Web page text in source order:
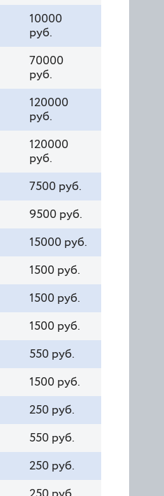
10000
руб.
70000
руб.
120000
руб.
120000
руб.
7500 руб.
9500 руб.
15000 руб.
1500 руб.
1500 руб.
1500 руб.
550 руб.
1500 руб.
250 руб.
550 руб.
250 руб.